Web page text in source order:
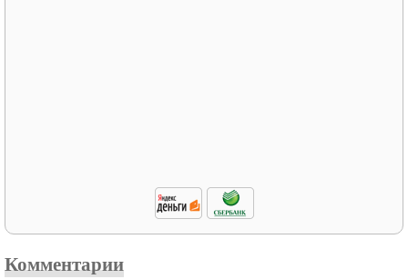
Комментарии